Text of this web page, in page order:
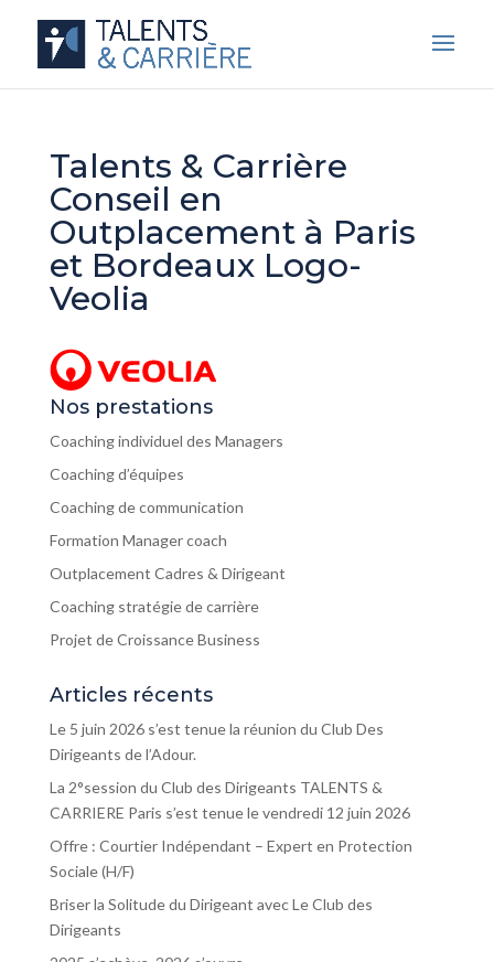
Talents & Carrière
Conseil en
Outplacement à Paris
et Bordeaux Logo-
Veolia
Nos prestations
Coaching individuel des Managers
Coaching d’équipes
Coaching de communication
Formation Manager coach
Outplacement Cadres & Dirigeant
Coaching stratégie de carrière
Projet de Croissance Business
Articles récents
Le 5 juin 2026 s’est tenue la réunion du Club Des
Dirigeants de l’Adour.
La 2°session du Club des Dirigeants TALENTS &
CARRIERE Paris s’est tenue le vendredi 12 juin 2026
Offre : Courtier Indépendant – Expert en Protection
Sociale (H/F)
Briser la Solitude du Dirigeant avec Le Club des
Dirigeants